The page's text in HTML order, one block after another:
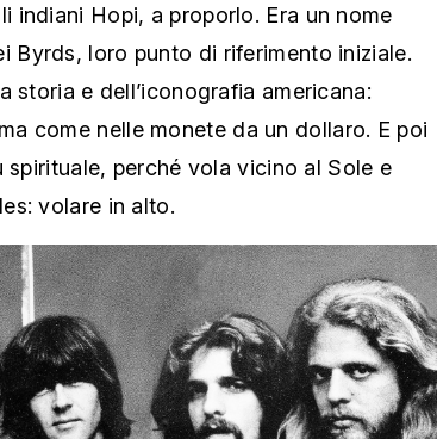
indiani Hopi, a proporlo. Era un nome
Byrds, loro punto di riferimento iniziale.
storia e dell’iconografia americana:
come nelle monete da un dollaro. E poi
spirituale, perché vola vicino al Sole e
volare in alto.